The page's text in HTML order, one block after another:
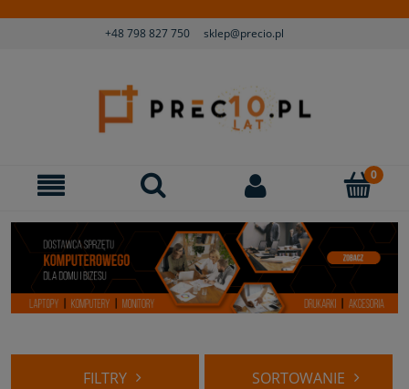
+48 798 827 750 sklep@precio.pl
FILTRY SORTOWANIE